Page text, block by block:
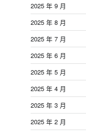
2025 年 9 月
2025 年 8 月
2025 年 7 月
2025 年 6 月
2025 年 5 月
2025 年 4 月
2025 年 3 月
2025 年 2 月